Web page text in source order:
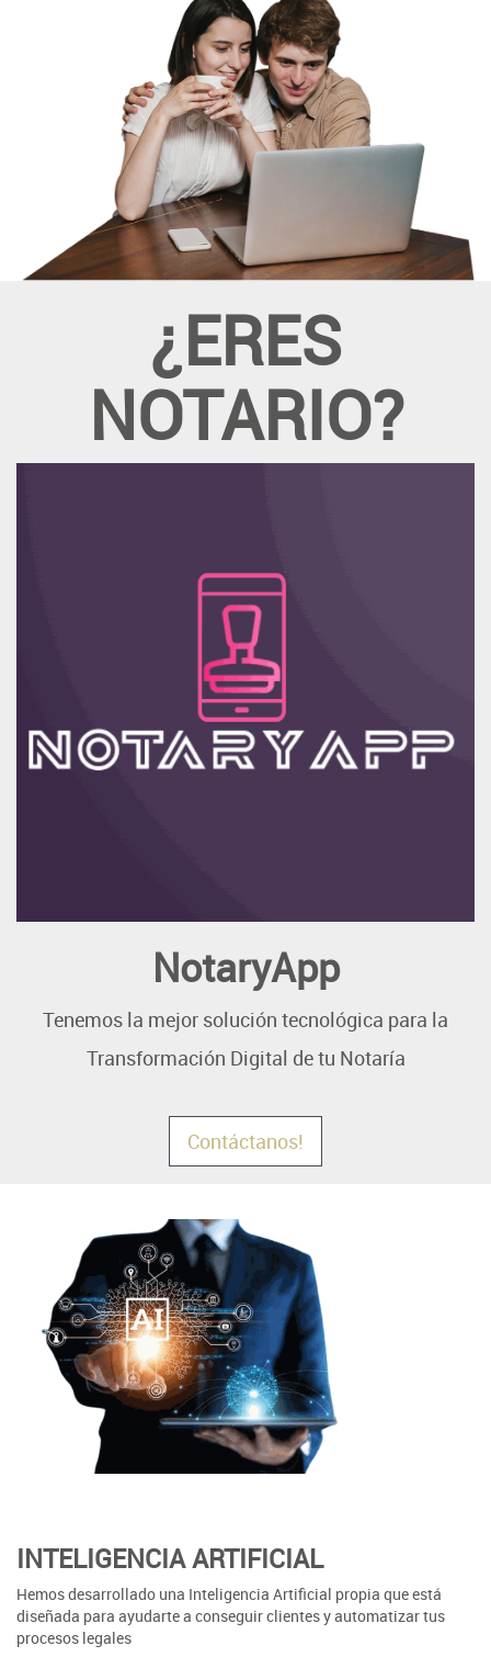
¿ERES
NOTARIO?
NotaryApp
Tenemos la mejor solución tecnológica para la
Transformación Digital de tu Notaría
Contáctanos!
INTELIGENCIA ARTIFICIAL
Hemos desarrollado una Inteligencia Artificial propia que está
diseñada para ayudarte a conseguir clientes y automatizar tus
procesos legales